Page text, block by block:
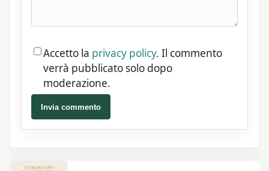
Accetto la privacy policy. Il commento
verrà pubblicato solo dopo
moderazione.
Invia commento